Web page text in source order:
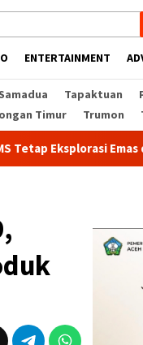
ENTERTAINMENT
Samadua Tapaktuan
Timur Trumon
Emas di Samadua